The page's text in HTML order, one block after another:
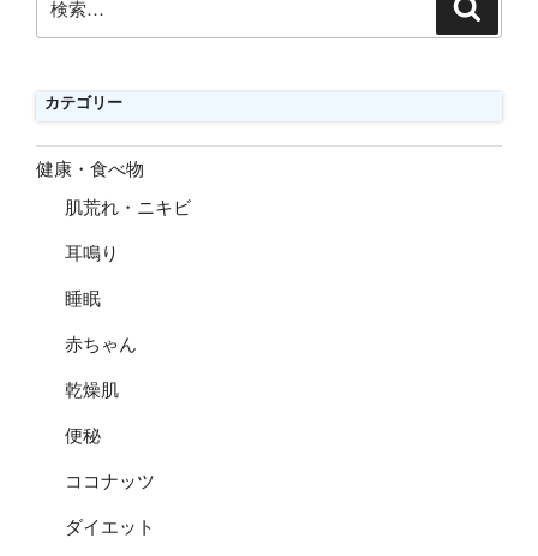
索:
カテゴリー
健康・食べ物
肌荒れ・ニキビ
耳鳴り
睡眠
赤ちゃん
乾燥肌
便秘
ココナッツ
ダイエット